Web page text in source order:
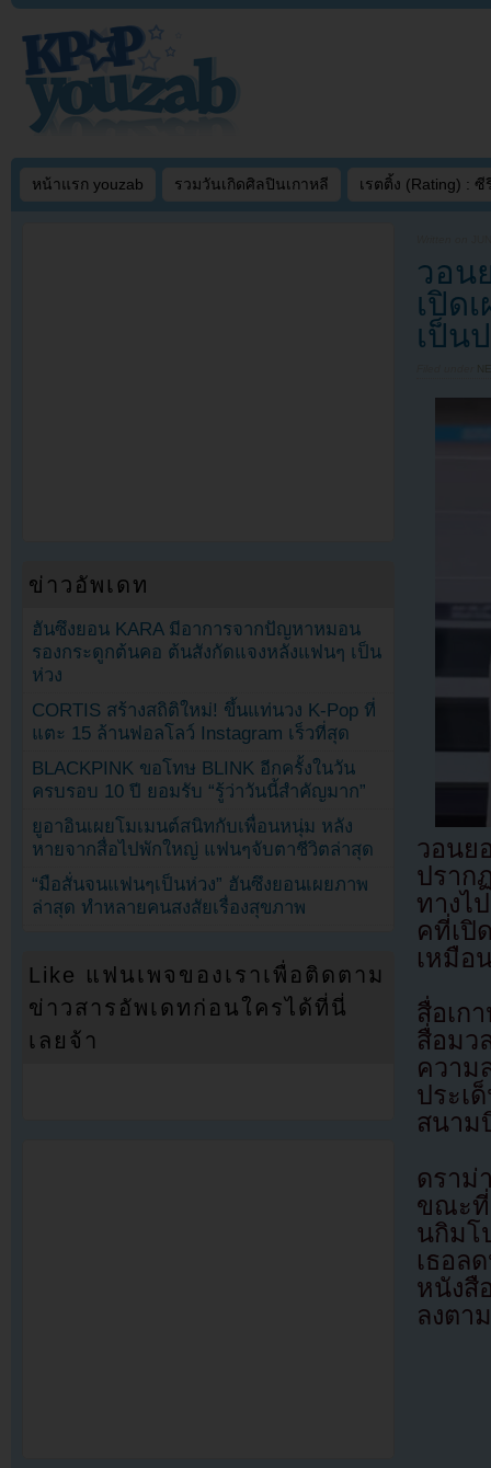
หน้าแรก youzab รวมวันเกิดศิลปินเกาหลี เรตติ้ง (Rating) : ซี
วอน
เปิด
เป็น
วอนย
ปราก
ทางไ
คที่เปิ
เหมือ
สื่อเ
สื่อมว
ความ
ประเ
สนาม
ดรา
ขณะที่
นกิมโ
เธอล
หนังสื
ลงตา
ข่าวอัพเดท
ฮันซึงยอน KARA มีอาการจากปัญหาหมอน
รองกระดูกต้นคอ ต้นสังกัดแจงหลังแฟนๆ เป็น
ห่วง
CORTIS สร้างสถิติใหม่! ขึ้นแท่นวง K-Pop ที่
แตะ 15 ล้านฟอลโลว์ Instagram เร็วที่สุด
BLACKPINK ขอโทษ BLINK อีกครั้งในวัน
ครบรอบ 10 ปี ยอมรับ “รู้ว่าวันนี้สำคัญมาก”
ยูอาอินเผยโมเมนต์สนิทกับเพื่อนหนุ่ม หลัง
หายจากสื่อไปพักใหญ่ แฟนๆจับตาชีวิตล่าสุด
“มือสั่นจนแฟนๆเป็นห่วง” ฮันซึงยอนเผยภาพ
ล่าสุด ทำหลายคนสงสัยเรื่องสุขภาพ
Like แฟนเพจของเราเพื่อติดตาม
ข่าวสารอัพเดทก่อนใครได้ที่นี่
เลยจ้า